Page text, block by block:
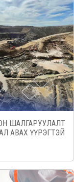
ШАЛГАРУУЛАЛТ
АВАХ ҮҮРЭГТЭЙ